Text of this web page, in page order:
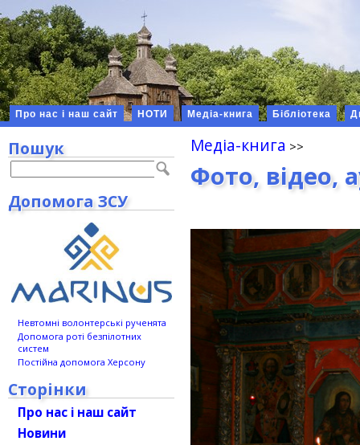
Про нас і наш сайт НОТИ Медіа-книга Бібліотека
Медіа-книга
Фото, відео,
Пошук
Допомога ЗСУ
Невтомні волонтерські рученята
Допомога роті безпілотних
систем
Постійна допомога Херсону
Сторінки
Про нас і наш сайт
Новини